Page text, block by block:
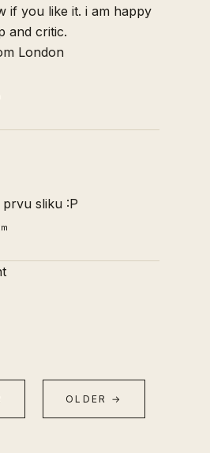
if you like it. i am happy
and critic.
London
sliku :P
OLDER →